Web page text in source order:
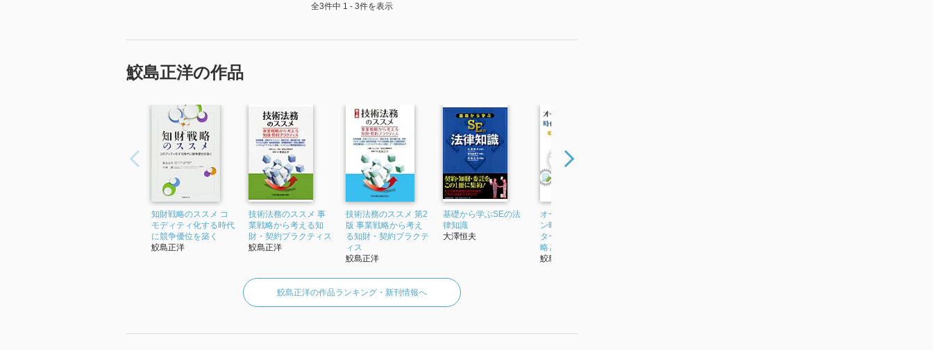
全3件中 1 - 3件を表示
鮫島正洋の作品
知財戦略のススメ コ
モディティ化する時代
に競争優位を築く
鮫島正洋
技術法務のススメ 事
業戦略から考える知
財・契約プラクティス
鮫島正洋
技術法務のススメ 第2
版 事業戦略から考え
る知財・契約プラクテ
ィス
鮫島正洋
基礎から学ぶSEの法
律知識
大澤恒夫
オープンイノベーショ
ン時代の技術法務 ス
タートアップの知財戦
略とベストプラク...
鮫島正洋
鮫島正洋の作品ランキング・新刊情報へ